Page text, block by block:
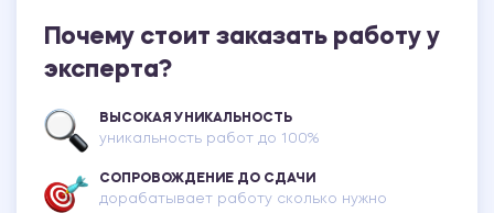
Почему стоит заказать работу у
эксперта?
ВЫСОКАЯ УНИКАЛЬНОСТЬ
уникальность работ до 100%
СОПРОВОЖДЕНИЕ ДО СДАЧИ
дорабатывает работу сколько нужно